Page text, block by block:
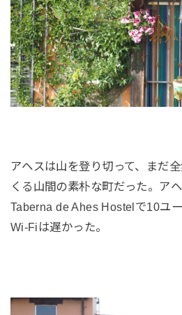
アヘスは山を登り切って、まだ
くる山間の素朴な町だった。ア
Taberna de Ahes Hostelで10ユ
Wi-Fiは遅かった。